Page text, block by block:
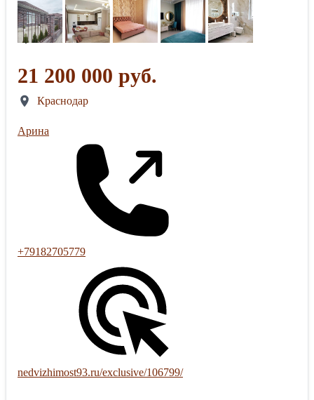
21 200 000 руб.
Краснодар
Арина
+79182705779
nedvizhimost93.ru/exclusive/106799/